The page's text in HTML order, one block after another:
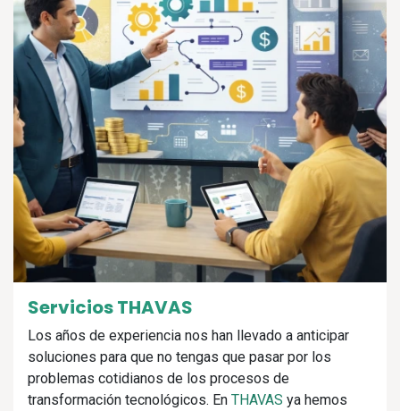
Servicios THAVAS
Los años de experiencia nos han llevado a anticipar
soluciones para que no tengas que pasar por los
problemas cotidianos de los procesos de
transformación tecnológicos. En THAVAS ya hemos